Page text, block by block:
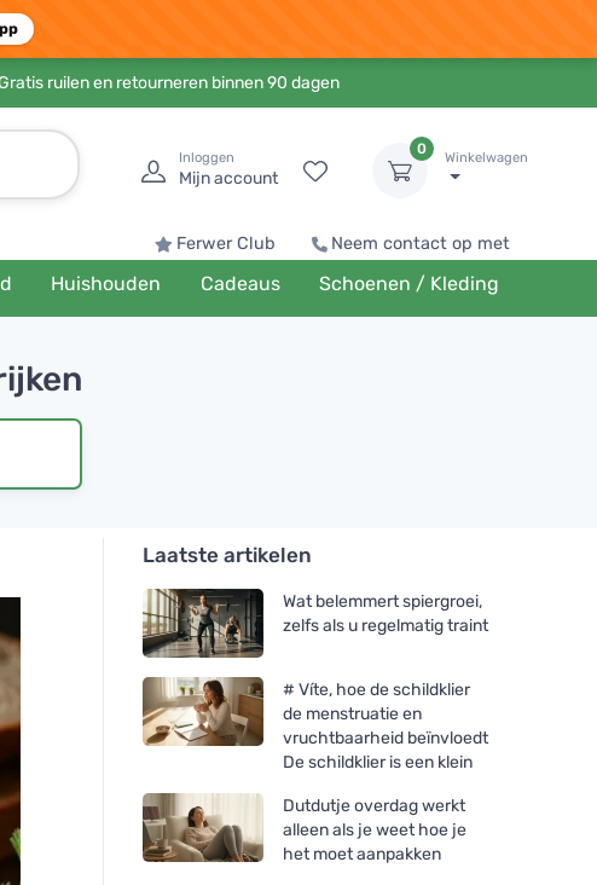
ruilen en retourneren binnen 90 dagen
Inloggen
Mijn account
0
Winkelwagen
Ferwer Club Neem contact op met
Huishouden Cadeaus Schoenen / Kleding
Laatste artikelen
Wat belemmert spiergroei,
zelfs als u regelmatig traint
# Víte, hoe de schildklier
de menstruatie en
vruchtbaarheid beïnvloedt
De schildklier is een klein
Dutdutje overdag werkt
alleen als je weet hoe je
het moet aanpakken